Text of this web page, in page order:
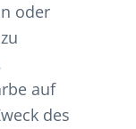
oder
auf
des